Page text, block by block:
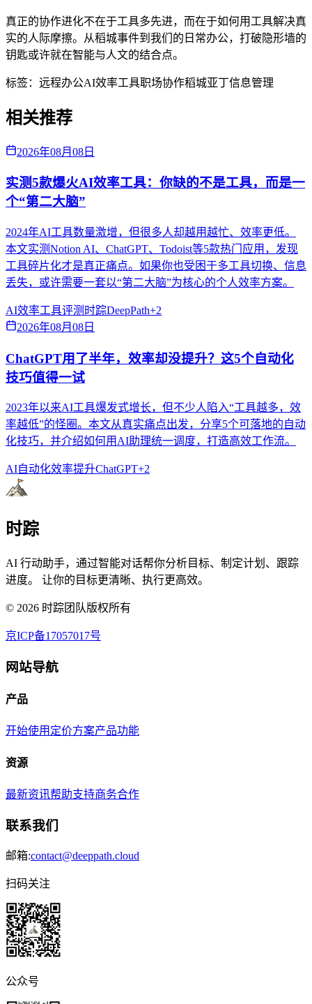
真正的协作进化不在于工具多先进，而在于如何用工具解决真
实的人际摩擦。从稻城事件到我们的日常办公，打破隐形墙的
钥匙或许就在智能与人文的结合点。
标签： 远程办公AI效率工具职场协作稻城亚丁信息管理
相关推荐
2026年08月08日
实测5款爆火AI效率工具：你缺的不是工具，而是一
个“第二大脑”
2024年AI工具数量激增，但很多人却越用越忙、效率更低。
本文实测Notion AI、ChatGPT、Todoist等5款热门应用，发现
工具碎片化才是真正痛点。如果你也受困于多工具切换、信息
丢失，或许需要一套以“第二大脑”为核心的个人效率方案。
AI效率工具评测 时踪DeepPath+2
2026年08月08日
ChatGPT用了半年，效率却没提升？这5个自动化
技巧值得一试
2023年以来AI工具爆发式增长，但不少人陷入“工具越多，效
率越低”的怪圈。本文从真实痛点出发，分享5个可落地的自动
化技巧，并介绍如何用AI助理统一调度，打造高效工作流。
AI自动化效率提升ChatGPT+2
时踪
AI 行动助手，通过智能对话帮你分析目标、制定计划、跟踪
进度。 让你的目标更清晰、执行更高效。
© 2026 时踪团队版权所有
京ICP备17057017号
网站导航
产品
开始使用 定价方案产品功能
资源
最新资讯帮助支持商务合作
联系我们
邮箱:contact@deeppath.cloud
扫码关注
公众号